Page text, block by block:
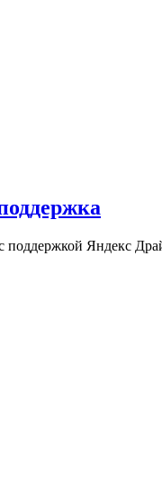
поддержкой Яндекс